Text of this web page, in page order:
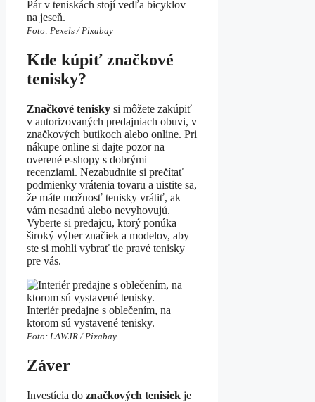
Pár v teniskách stojí vedľa bicyklov
na jeseň.
Foto: Pexels / Pixabay
Kde kúpiť značkové
tenisky?
Značkové tenisky si môžete zakúpiť
v autorizovaných predajniach obuvi, v
značkových butikoch alebo online. Pri
nákupe online si dajte pozor na
overené e-shopy s dobrými
recenziami. Nezabudnite si prečítať
podmienky vrátenia tovaru a uistite sa,
že máte možnosť tenisky vrátiť, ak
vám nesadnú alebo nevyhovujú.
Vyberte si predajcu, ktorý ponúka
široký výber značiek a modelov, aby
ste si mohli vybrať tie pravé tenisky
pre vás.
Interiér predajne s oblečením, na
ktorom sú vystavené tenisky.
Foto: LAWJR / Pixabay
Záver
Investícia do značkových tenisiek je